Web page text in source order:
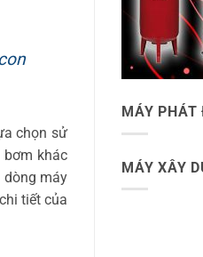
chọn sử
khác
máy
tiết của
MÁY PHÁT
MÁY XÂY